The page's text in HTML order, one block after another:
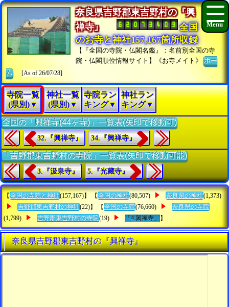
奈良県吉野郡東吉野村の『興
禅寺』
全国
のお寺と神社157,167箇所収録
【『全国の寺院・仏閣名鑑』：名前別全国の寺
院・仏閣順位情報サイト】《お寺メイト》ホー
ム
[As of 26/07/28]
寺院一覧
(県別)▼
神社一覧
(県別)▼
寺院ラン
キング▼
神社ラン
キング▼
全国の「興禅寺(44ヶ寺)」一覧表(矢印で移動可)
32.『興禅寺』 34.『興禅寺』
「吉野郡東吉野村の寺院」一覧表(矢印で移動可能)
3.『汲泉寺』 5.『光藏寺』
【 全国の寺院と神社(157,167)】 【 全国の神社(80,507) 奈良県の神社(1,373)
吉野郡東吉野村の神社(22)】 【 全国の寺院(76,660)
奈良県の寺院
(1,799)
吉野郡東吉野村の寺院(19) 「4.興禅寺」 】
奈良県吉野郡東吉野村の『興禅寺』